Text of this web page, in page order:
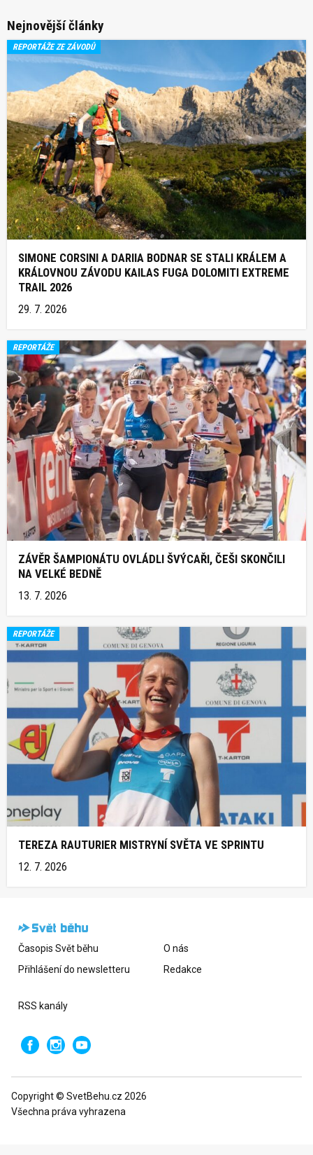
Nejnovější články
REPORTÁŽE ZE ZÁVODŮ
SIMONE CORSINI A DARIIA BODNAR SE STALI KRÁLEM A
KRÁLOVNOU ZÁVODU KAILAS FUGA DOLOMITI EXTREME
TRAIL 2026
29. 7. 2026
REPORTÁŽE
ZÁVĚR ŠAMPIONÁTU OVLÁDLI ŠVÝCAŘI, ČEŠI SKONČILI
NA VELKÉ BEDNĚ
13. 7. 2026
REPORTÁŽE
TEREZA RAUTURIER MISTRYNÍ SVĚTA VE SPRINTU
12. 7. 2026
Časopis Svět běhu
Přihlášení do newsletteru
O nás
Redakce
RSS kanály
Copyright © SvetBehu.cz 2026
Všechna práva vyhrazena